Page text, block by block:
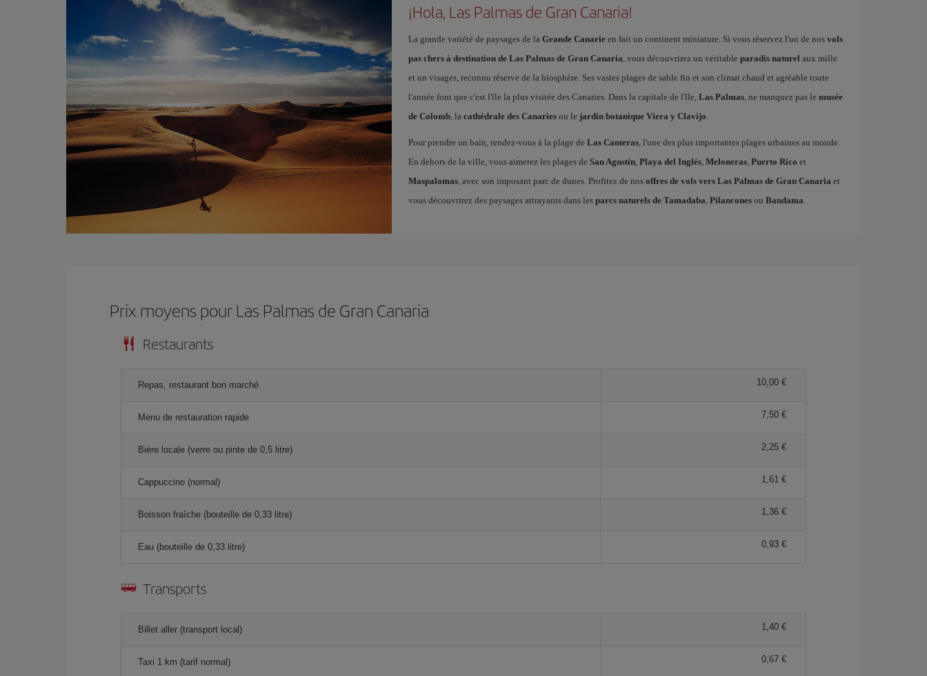
¡Hola, Las Palmas de Gran Canaria!
La grande variété de paysages de la Grande Canarieen fait un continent miniature. Si vous réservez l'un de nos vols
pas chers à destination de Las Palmas de Gran Canaria, vous découvrirez un véritable paradis naturel aux mille
et un visages, reconnu réserve de la biosphère. Ses vastes plages de sable fin et son climat chaud et agréable toute
l'année font que c'est l'île la plus visitée des Canaries. Dans la capitale de l'île, Las Palmas, ne manquez pas le musée
de Colomb, la cathédrale des Canariesou le jardin botanique Viera y Clavijo.
Pour prendre un bain, rendez-vous à la plage de Las Canteras, l'une des plus importantes plages urbaines au monde.
En dehors de la ville, vous aimerez les plages de San Agustín, Playa del Inglés, Meloneras, Puerto Rico et
Maspalomas, avec son imposant parc de dunes. Profitez de nos offres de vols vers Las Palmas de Gran Canaria et
vous découvrirez des paysages attrayants dans les parcs naturels de Tamadaba, Pilanconesou Bandama.
Prix ​​moyens pour Las Palmas de Gran Canaria
Restaurants
Repas, restaurant bon marché 10,00 €
Menu de restauration rapide 7,50 €
Bière locale (verre ou pinte de 0,5 litre) 2,25 €
Cappuccino (normal) 1,61 €
Boisson fraîche (bouteille de 0,33 litre) 1,36 €
Eau (bouteille de 0,33 litre) 0,93 €
Transports
Billet aller (transport local) 1,40 €
Taxi 1 km (tarif normal) 0,67 €